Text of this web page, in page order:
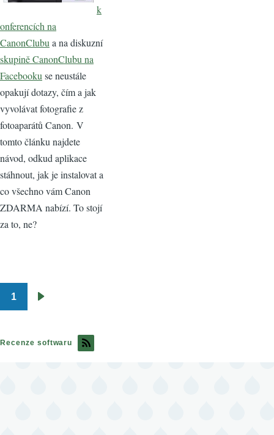
k
onferencích na
CanonClubu a na diskuzní
skupině CanonClubu na
Facebooku se neustále
opakují dotazy, čím a jak
vyvolávat fotografie z
fotoaparátů Canon. V
tomto článku najdete
návod, odkud aplikace
stáhnout, jak je instalovat a
co všechno vám Canon
ZDARMA nabízí. To stojí
za to, ne?
Pagination
1
Recenze softwaru